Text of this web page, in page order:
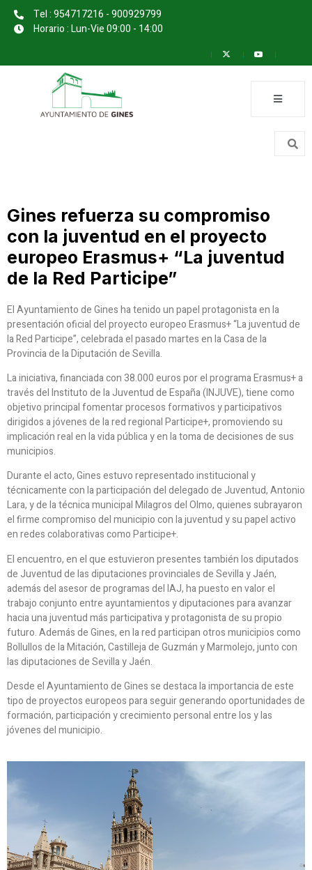
Tel : 954717216 - 900929799
Horario : Lun-Vie 09:00 - 14:00
Gines refuerza su compromiso
con la juventud en el proyecto
europeo Erasmus+ “La juventud
de la Red Participe”
El Ayuntamiento de Gines ha tenido un papel protagonista en la
presentación oficial del proyecto europeo Erasmus+ “La juventud de
la Red Participe”, celebrada el pasado martes en la Casa de la
Provincia de la Diputación de Sevilla.
La iniciativa, financiada con 38.000 euros por el programa Erasmus+ a
través del Instituto de la Juventud de España (INJUVE), tiene como
objetivo principal fomentar procesos formativos y participativos
dirigidos a jóvenes de la red regional Participe+, promoviendo su
implicación real en la vida pública y en la toma de decisiones de sus
municipios.
Durante el acto, Gines estuvo representado institucional y
técnicamente con la participación del delegado de Juventud, Antonio
Lara, y de la técnica municipal Milagros del Olmo, quienes subrayaron
el firme compromiso del municipio con la juventud y su papel activo
en redes colaborativas como Participe+.
El encuentro, en el que estuvieron presentes también los diputados
de Juventud de las diputaciones provinciales de Sevilla y Jaén,
además del asesor de programas del IAJ, ha puesto en valor el
trabajo conjunto entre ayuntamientos y diputaciones para avanzar
hacia una juventud más participativa y protagonista de su propio
futuro. Además de Gines, en la red participan otros municipios como
Bollullos de la Mitación, Castilleja de Guzmán y Marmolejo, junto con
las diputaciones de Sevilla y Jaén.
Desde el Ayuntamiento de Gines se destaca la importancia de este
tipo de proyectos europeos para seguir generando oportunidades de
formación, participación y crecimiento personal entre los y las
jóvenes del municipio.